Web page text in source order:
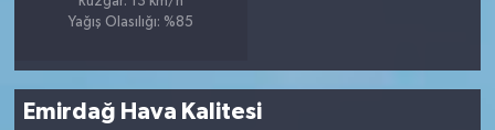
Yağış Olasılığı: %85
Emirdağ Hava Kalitesi